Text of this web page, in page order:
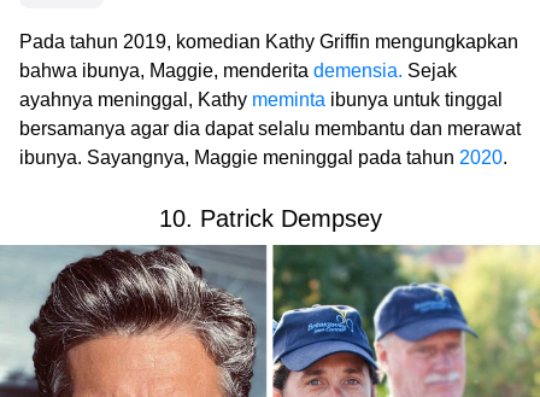
Pada tahun 2019, komedian Kathy Griffin mengungkapkan
bahwa ibunya, Maggie, menderita demensia. Sejak
ayahnya meninggal, Kathy meminta ibunya untuk tinggal
bersamanya agar dia dapat selalu membantu dan merawat
ibunya. Sayangnya, Maggie meninggal pada tahun 2020.
10. Patrick Dempsey